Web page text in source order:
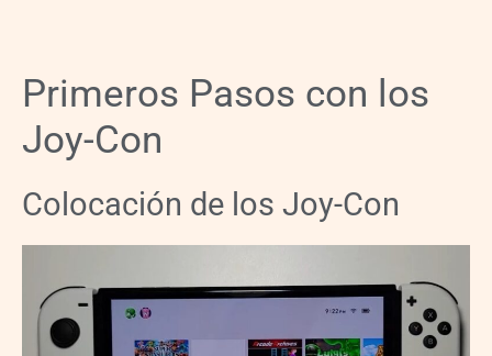
Primeros Pasos con los
Joy-Con
Colocación de los Joy-Con